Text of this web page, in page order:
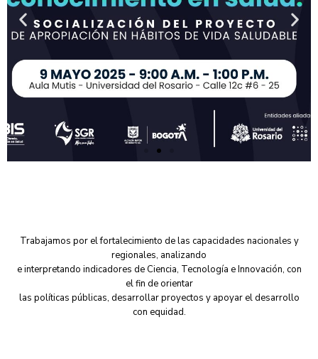
Trabajamos por el fortalecimiento de las capacidades nacionales y
regionales, analizando
e interpretando indicadores de Ciencia, Tecnología e Innovación, con
el fin de orientar
las políticas públicas, desarrollar proyectos y apoyar el desarrollo
con equidad.